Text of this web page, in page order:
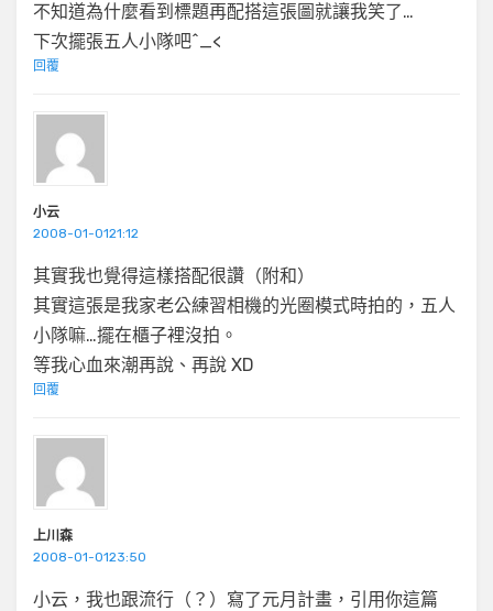
不知道為什麼看到標題再配搭這張圖就讓我笑了…
下次擺張五人小隊吧^_<
回覆
小云
2008-01-0121:12
其實我也覺得這樣搭配很讚（附和）
其實這張是我家老公練習相機的光圈模式時拍的，五人
小隊嘛…擺在櫃子裡沒拍。
等我心血來潮再說、再說 XD
回覆
上川森
2008-01-0123:50
小云，我也跟流行（？）寫了元月計畫，引用你這篇